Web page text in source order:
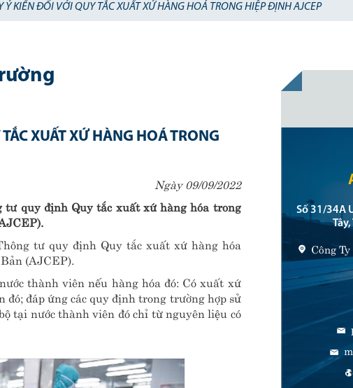
Ý KIẾN ĐỐI VỚI QUY TẮC XUẤT XỨ HÀNG HOÁ TRONG HIỆP ĐỊNH AJCEP
XUẤT XỨ HÀNG HOÁ TRONG
Ngày 09/09/2022
tư quy định Quy tắc xuất xứ hàng hóa trong
tư quy định Quy tắc xuất xứ hàng hóa
(AJCEP).
thành viên nếu hàng hóa đó: Có xuất xứ
đáp ứng các quy định trong trường hợp sử
tại nước thành viên đó chỉ từ nguyên liệu có
Số 31/34A
Công